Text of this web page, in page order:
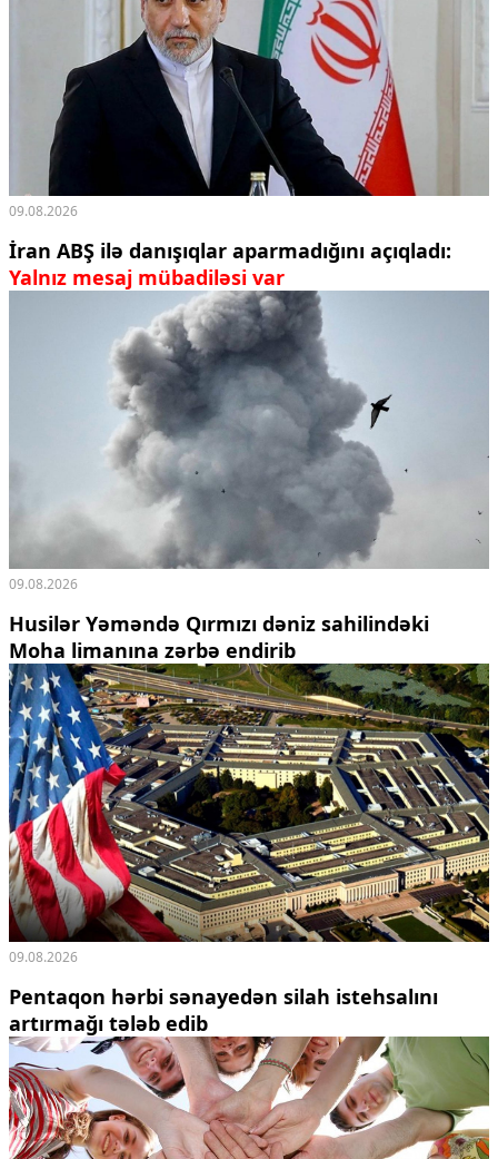
09.08.2026
İran ABŞ ilə danışıqlar aparmadığını açıqladı:
Yalnız mesaj mübadiləsi var
09.08.2026
Husilər Yəməndə Qırmızı dəniz sahilindəki
Moha limanına zərbə endirib
09.08.2026
Pentaqon hərbi sənayedən silah istehsalını
artırmağı tələb edib